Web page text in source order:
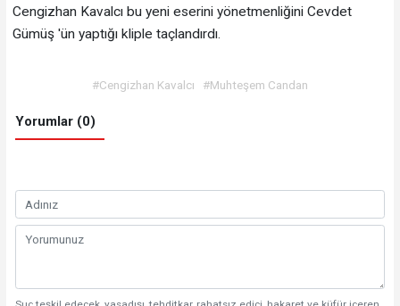
Cengizhan Kavalcı bu yeni eserini yönetmenliğini Cevdet
Gümüş 'ün yaptığı kliple taçlandırdı.
#Cengizhan Kavalcı #Muhteşem Candan
Yorumlar (0)